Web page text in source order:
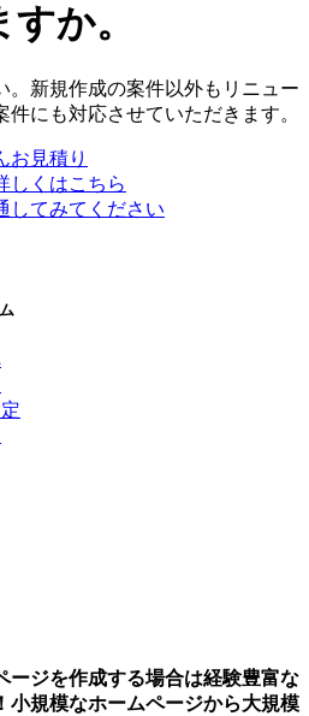
か。
。新規作成の案件以外もリニュー
にも対応させていただきます。
お見積り
くはこちら
してみてください
ージを作成する場合は経験豊富な
小規模なホームページから大規模